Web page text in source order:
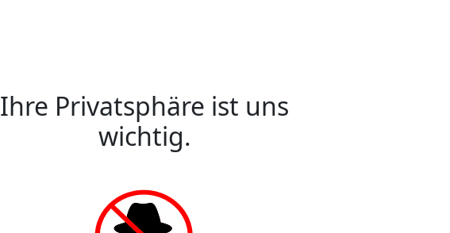
Ihre Privatsphäre ist uns
wichtig.